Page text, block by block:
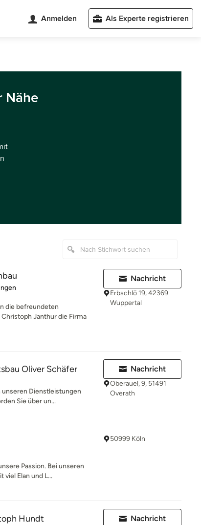
Anmelden Als Experte registrieren
Nähe
von 5 Sternen
die befreundeten
Janthur die Firma
Nachricht
Erbschlö 19, 42369
Wuppertal
Oliver Schäfer
unseren Dienstleistungen
Sie über un...
Nachricht
Oberauel, 9, 51491
Overath
Passion. Bei unseren
Elan und L...
50999 Köln
Hundt Nachricht